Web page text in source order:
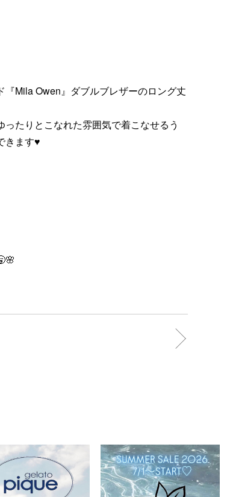
Mila Owen』ダブルブレザーのロング丈
たりとこなれた雰囲気で着こなせるう
きます♥️